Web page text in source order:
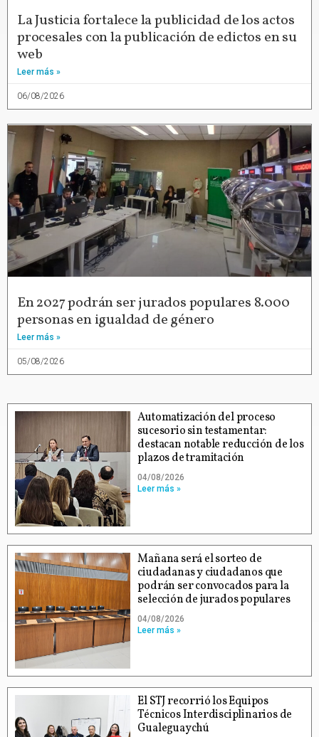
La Justicia fortalece la publicidad de los actos
procesales con la publicación de edictos en su
web
Leer más »
06/08/2026
En 2027 podrán ser jurados populares 8.000
personas en igualdad de género
Leer más »
05/08/2026
Automatización del proceso
sucesorio sin testamentar:
destacan notable reducción de los
plazos de tramitación
04/08/2026
Leer más »
Mañana será el sorteo de
ciudadanas y ciudadanos que
podrán ser convocados para la
selección de jurados populares
04/08/2026
Leer más »
El STJ recorrió los Equipos
Técnicos Interdisciplinarios de
Gualeguaychú